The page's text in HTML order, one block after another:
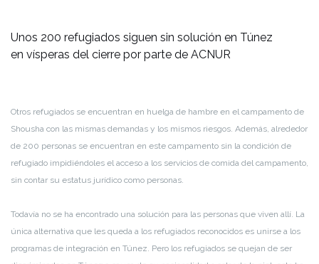
Unos 200 refugiados siguen sin solución en Túnez
en vísperas del cierre por parte de ACNUR
Otros refugiados se encuentran en huelga de hambre en el campamento de
Shousha con las mismas demandas y los mismos riesgos. Además, alrededor
de 200 personas se encuentran en este campamento sin la condición de
refugiado impidiéndoles el acceso a los servicios de comida del campamento,
sin contar su estatus jurídico como personas.
Todavía no se ha encontrado una solución para las personas que viven allí. La
única alternativa que les queda a los refugiados reconocidos es unirse a los
programas de integración en Túnez. Pero los refugiados se quejan de ser